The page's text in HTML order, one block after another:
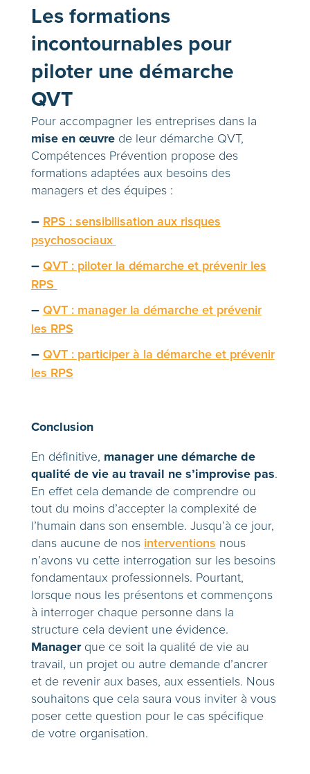
Les formations
incontournables pour
piloter une démarche
QVT
Pour accompagner les entreprises dans la
mise en œuvrede leur démarche QVT,
Compétences Prévention propose des
formations adaptées aux besoins des
managers et des équipes :
– RPS : sensibilisation aux risques
psychosociaux
– QVT : piloter la démarche et prévenir les
RPS
– QVT : manager la démarche et prévenir
les RPS
– QVT : participer à la démarche et prévenir
les RPS
Conclusion
En définitive, manager une démarche de
qualité de vie au travail ne s’improvise pas.
En effet cela demande de comprendre ou
tout du moins d’accepter la complexité de
l’humain dans son ensemble. Jusqu’à ce jour,
dans aucune de nos interventions nous
n’avons vu cette interrogation sur les besoins
fondamentaux professionnels. Pourtant,
lorsque nous les présentons et commençons
à interroger chaque personne dans la
structure cela devient une évidence.
Managerque ce soit la qualité de vie au
travail, un projet ou autre demande d’ancrer
et de revenir aux bases, aux essentiels. Nous
souhaitons que cela saura vous inviter à vous
poser cette question pour le cas spécifique
de votre organisation.